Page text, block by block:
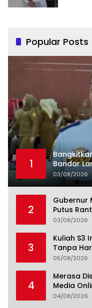
Popular Posts
1
Bandar
03/08/2026
2
Gubernur
Putus
03/08/2026
3
Kuliah S3
Tanpa
05/08/2026
4
Merasa
Media
04/08/2026